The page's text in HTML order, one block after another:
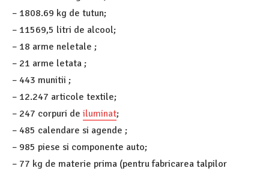
– 1808.69 kg de tutun;
– 11569,5 litri de alcool;
– 18 arme neletale ;
– 21 arme letata ;
– 443 munitii ;
– 12.247 articole textile;
– 247 corpuri de iluminat;
– 485 calendare si agende ;
– 985 piese si componente auto;
– 77 kg de materie prima (pentru fabricarea talpilor